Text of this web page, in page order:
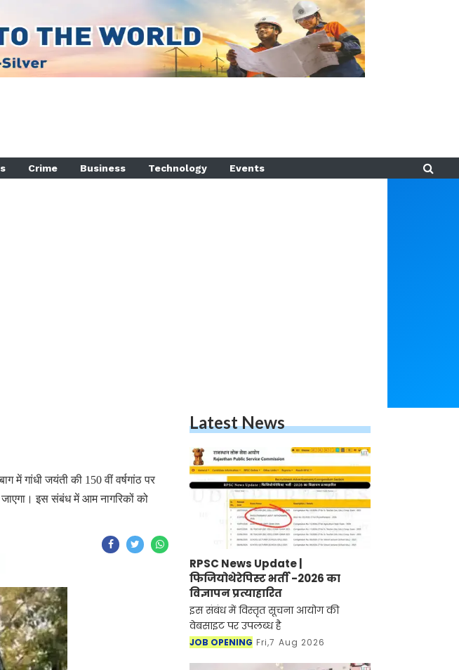
Crime Business Technology Events
गांधी जयंती की 150 वीं वर्षगांठ पर
जाएगा। इस संबंध में आम नागरिकों को
Latest News
RPSC News Update |
फिजियोथेरेपिस्ट भर्ती -2026 का
विज्ञापन प्रत्याहारित
इस संबंध में विस्तृत सूचना आयोग की
वेबसाइट पर उपलब्ध है
JOB OPENING Fri,7 Aug 2026